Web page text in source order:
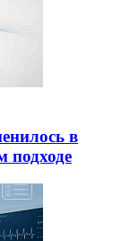
в
подходе